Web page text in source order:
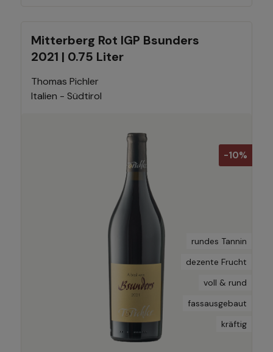
Mitterberg Rot IGP Bsunders
2021 | 0.75 Liter
Thomas Pichler
Italien - Südtirol
-10%
rundes Tannin
dezente Frucht
voll & rund
fassausgebaut
kräftig